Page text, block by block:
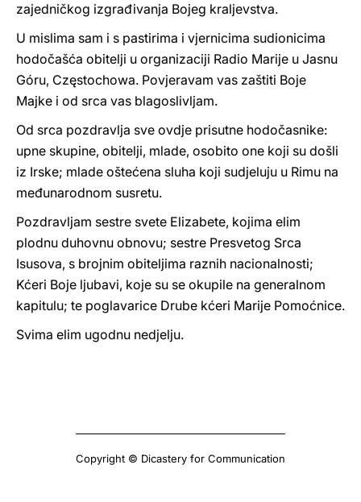
zajedničkog izgrađivanja Bojeg kraljevstva.
U mislima sam i s pastirima i vjernicima sudionicima
hodočašća obitelji u organizaciji Radio Marije u Jasnu
Góru, Częstochowa. Povjeravam vas zaštiti Boje
Majke i od srca vas blagoslivljam.
Od srca pozdravlja sve ovdje prisutne hodočasnike:
upne skupine, obitelji, mlade, osobito one koji su došli
iz Irske; mlade oštećena sluha koji sudjeluju u Rimu na
međunarodnom susretu.
Pozdravljam sestre svete Elizabete, kojima elim
plodnu duhovnu obnovu; sestre Presvetog Srca
Isusova, s brojnim obiteljima raznih nacionalnosti;
Kćeri Boje ljubavi, koje su se okupile na generalnom
kapitulu; te poglavarice Drube kćeri Marije Pomoćnice.
Svima elim ugodnu nedjelju.
Copyright © Dicastery for Communication